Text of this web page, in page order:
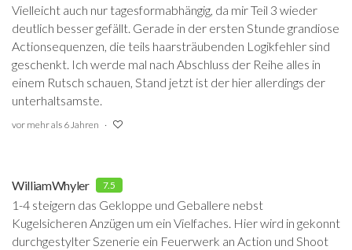
Vielleicht auch nur tagesformabhängig, da mir Teil 3 wieder
deutlich besser gefällt. Gerade in der ersten Stunde grandiose
Actionsequenzen, die teils haarsträubenden Logikfehler sind
geschenkt. Ich werde mal nach Abschluss der Reihe alles in
einem Rutsch schauen, Stand jetzt ist der hier allerdings der
unterhaltsamste.
vor mehr als 6 Jahren
WilliamWhyler 7.5
1-4 steigern das Gekloppe und Geballere nebst
Kugelsicheren Anzügen um ein Vielfaches. Hier wird in gekonnt
durchgestylter Szenerie ein Feuerwerk an Action und Shoot